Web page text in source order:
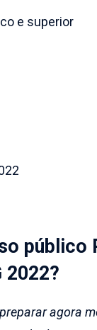
e superior
público
2022?
agora